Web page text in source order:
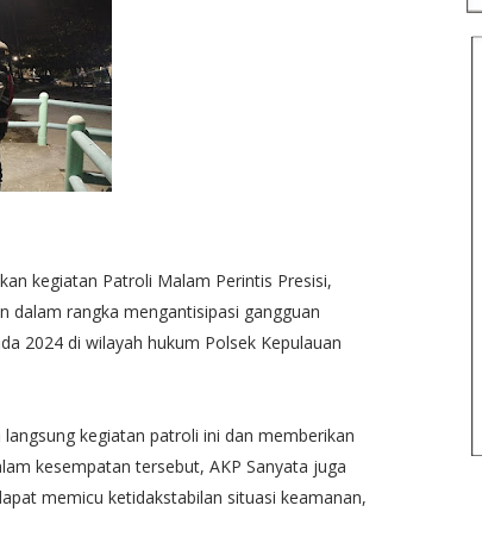
kegiatan Patroli Malam Perintis Presisi,
dalam rangka mengantisipasi gangguan
2024 di wilayah hukum Polsek Kepulauan
kegiatan patroli ini dan memberikan
kesempatan tersebut, AKP Sanyata juga
memicu ketidakstabilan situasi keamanan,